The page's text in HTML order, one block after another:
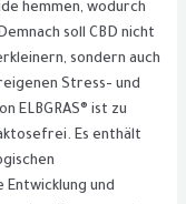
hemmen, wodurch
soll CBD nicht
sondern auch
Stress- und
ELBGRAS® ist zu
Es enthält
und